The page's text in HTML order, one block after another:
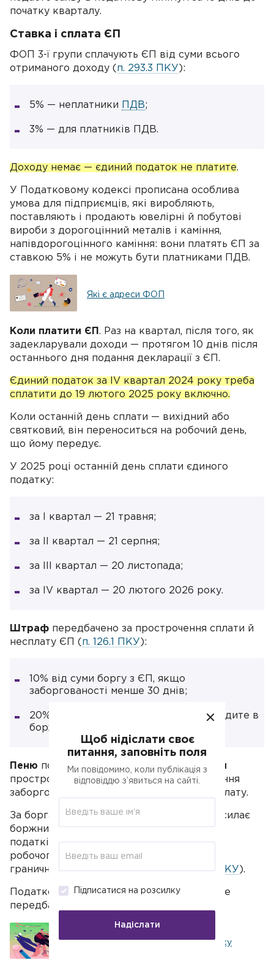
початку кварталу.
Ставка і сплата ЄП
ФОП 3-ї групи сплачують ЄП від суми всього
отриманого доходу ( п. 293.3 ПКУ ):
5% — неплатники ПДВ;
3% — для платників ПДВ.
Доходу немає — єдиний податок не платите.
У Податковому кодексі прописана особлива
умова для підприємців, які виробляють,
поставляють і продають ювелірні й побутові
вироби з дорогоцінний металів і каміння,
напівдорогоцінного каміння: вони платять ЄП за
ставкою 5% і не можуть бути платниками ПДВ.
Які є адреси ФОП
Коли платити ЄП . Раз на квартал, після того, як
задекларували доходи — протягом 10 днів після
останнього дня подання декларації з ЄП.
Єдиний податок за IV квартал 2024 року треба
сплатити до 19 лютого 2025 року включно.
Коли останній день сплати — вихідний або
святковий, він переноситься на робочий день,
що йому передує.
У 2025 році останній день сплати єдиного
податку:
за I квартал — 21 травня;
за II квартал — 21 серпня;
за III квартал — 20 листопада;
за IV квартал — 20 лютого 2026 року.
Штраф передбачено за прострочення сплати й
несплату ЄП ( п. 126.1 ПКУ ):
10% від суми боргу з ЄП, якщо
заборгованості менше 30 днів;
20% від суми заборгованості, якщо ходите в
боржниках понад 30 днів.
Пеню починаєте нараховуватиз 91-го дня
прострочення оплати до моменту погашення
заборгованості, якщо самі виявили недоплату.
За боргами з податків стежить ДПС і надсилає
боржникам повідомлення-рішення, у них
податківці нараховують пеню з першого
робочого дня, який іде за останнім днем
граничного строку сплати ЄП (пп. 129.1.1 ПКУ ).
Податкова відпустка для ФОП 3-ї групи не
передбачена.
Як змінити групу єдиного податку
Щоб нідіслати своє
питання, заповніть поля
Ми повідомимо, коли публікація з
відповіддю з’явиться на сайті.
Підписатися на розсилку
Надіслати